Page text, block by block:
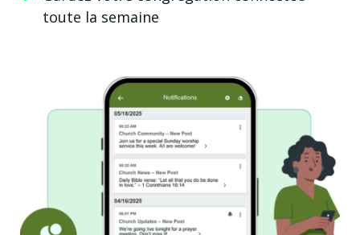
toute la semaine